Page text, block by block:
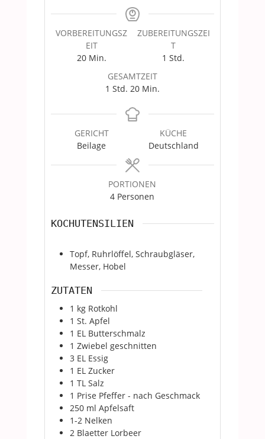
VORBEREITUNGSZ
EIT
20Minuten
Min.
ZUBEREITUNGSZEI
T
1 Stunde
Std.
GESAMTZEIT
1 Stunde
Std. 20Minuten
Min.
GERICHT
Beilage
KÜCHE
Deutschland
PORTIONEN
4 Personen
KOCHUTENSILIEN
Topf, Ruhrlöffel, Schraubgläser,
Messer, Hobel
ZUTATEN
1 kg Rotkohl
1 St. Apfel
1 EL Butterschmalz
1 Zwiebel geschnitten
3 EL Essig
1 EL Zucker
1 TL Salz
1 Prise Pfeffer - nach Geschmack
250 ml Apfelsaft
1-2 Nelken
2 Blaetter Lorbeer